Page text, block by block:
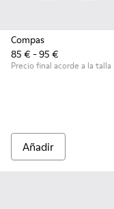
Compas
85 € - 95 €
Precio final acorde a la talla
Añadir